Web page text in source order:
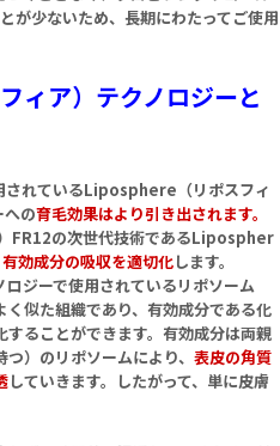
が少ないため、長期にわたってご使用
ア）テクノロジーと
れているLiposphere（リポスフィ
への育毛効果はより引き出されます。
FR12の次世代技術であるLipospher
有効成分の吸収を適切化します。
ジーで使用されているリポソーム
似た組織であり、有効成分である化
ることができます。有効成分は両親
）のリポソームにより、 表皮の角質
していきます。したがって、単に皮膚